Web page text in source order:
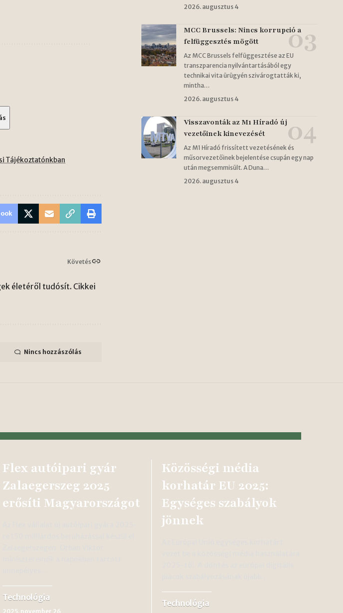
Tájékoztatónkban
Követés
életéről tudósít. Cikkei
Nincs hozzászólás
2026. augusztus 4
MCC Brussels: Nincs korrupció a
felfüggesztés mögött
Az MCC Brussels felfüggesztése az EU
transzparencia nyilvántartásából egy
technikai vita ürügyén szivárogtatták ki,
mintha…
2026. augusztus 4
Visszavonták az M1 Híradó új
vezetőinek kinevezését
Az M1 Híradó frissített vezetésének és
műsorvezetőinek bejelentése csupán egy nap
után megsemmisült. A Duna…
2026. augusztus 4
Flex autóipari gyár
Zalaegerszeg 2025
erősíti Magyarországot
Technológia
2025. november 26
Közösségi média
korhatár EU 2025:
Egységes szabályok
jönnek
Technológia